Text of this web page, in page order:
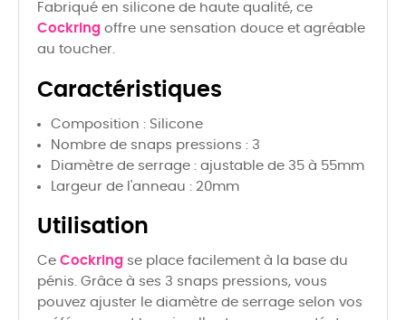
Fabriqué en silicone de haute qualité, ce
Cockring offre une sensation douce et agréable
au toucher.
Caractéristiques
Composition : Silicone
Nombre de snaps pressions : 3
Diamètre de serrage : ajustable de 35 à 55mm
Largeur de l'anneau : 20mm
Utilisation
Ce Cockring se place facilement à la base du
pénis. Grâce à ses 3 snaps pressions, vous
pouvez ajuster le diamètre de serrage selon vos